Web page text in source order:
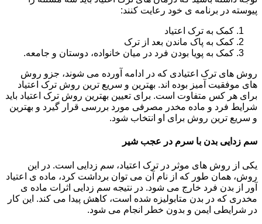
پیوسته در برنامه ی خود رعایت کنند:
کمک به ترک اعتیاد
کمک به پاک ماندن بعد از ترک
کمک به پویا بودن فرد در میان خانواده، دوستان و جامعه.
روش های ترک اعتیادی که در ادامه آورده می شوند، جزو روش
های موفقیت آمیز بوده اند. بهترین و سریع ترین روش ترک اعتیاد
برای هر کس متفاوت است. برای تعیین بهترین روش ترک اعتیاد باید
شرایط فرد و ماده مخدر مصرفی مورد بررسی قرار گیرد و بهترین
و سریع ترین روش برای او انتخاب شود.
سم زدایی بدن با سرم در عجب شیر
یکی از روش های موثر در ترک اعتیاد، سم زدایی است. در این
روش، همان طور که از نام آن می توان برداشت کرد، ماده ی اعتیاد
آور از بدن فرد خارج می شود. در نتیجه سم زدایی اثرات ماده ی
مخدری که در بدن متابولیزه شده است، کاهش پیدا می کند. این کار
در شرایطی ایمن و بدون خطر انجام می شود.